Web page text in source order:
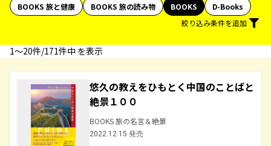
BOOKS 旅と健康
BOOKS 旅の読み物 BOOKS
D-Books
絞り込み条件を追加
1〜20件/171件中 を表示
悠久の教えをひもとく中国のことばと
絶景１００
BOOKS 旅の名言＆絶景
2022.12.15 発売